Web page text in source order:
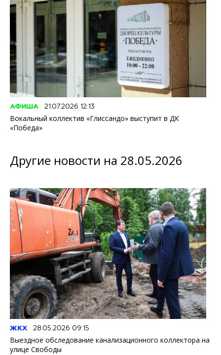
АФИША 21.07.2026 12:13
Вокальный коллектив «Глиссандо» выступит в ДК
«Победа»
Другие новости на 28.05.2026
ЖКХ 28.05.2026 09:15
Выездное обследование канализационного коллектора на
улице Свободы